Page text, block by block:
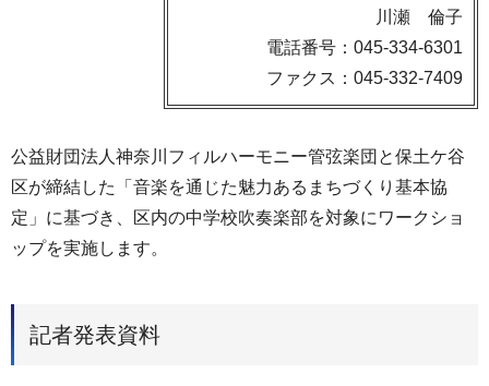
川瀬 倫子
電話番号：045-334-6301
ファクス：045-332-7409
公益財団法人神奈川フィルハーモニー管弦楽団と保土ケ谷
区が締結した「音楽を通じた魅力あるまちづくり基本協
定」に基づき、区内の中学校吹奏楽部を対象にワークショ
ップを実施します。
記者発表資料